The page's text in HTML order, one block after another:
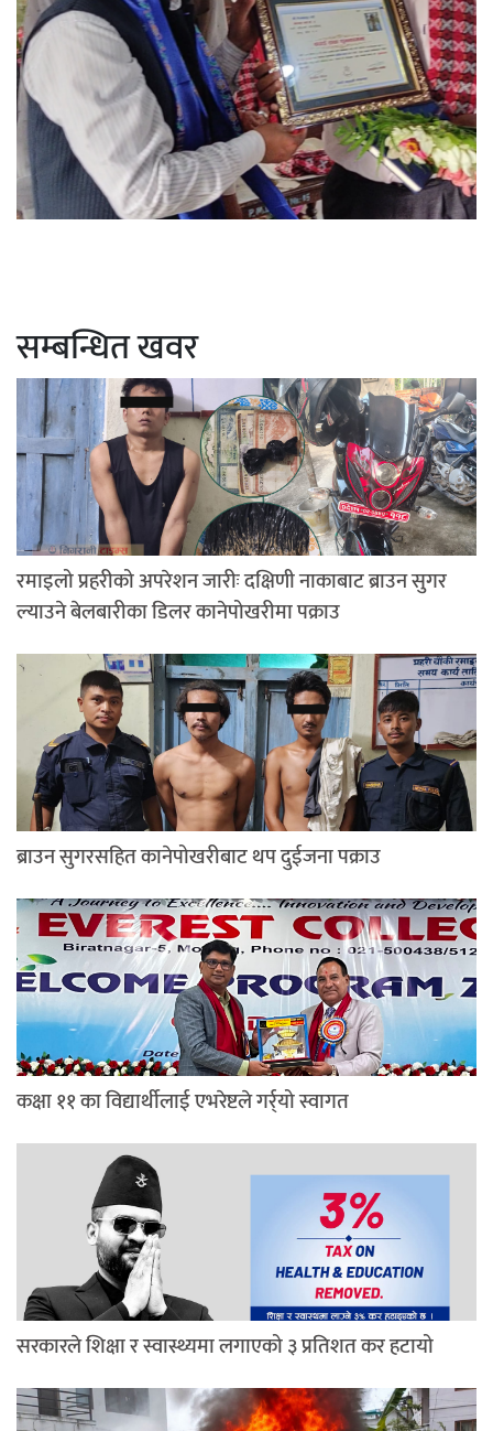
सम्बन्धित खवर
रमाइलो प्रहरीको अपरेशन जारीः दक्षिणी नाकाबाट ब्राउन सुगर
ल्याउने बेलबारीका डिलर कानेपोखरीमा पक्राउ
ब्राउन सुगरसहित कानेपोखरीबाट थप दुईजना पक्राउ
कक्षा ११ का विद्यार्थीलाई एभरेष्टले गर्र्यो स्वागत
सरकारले शिक्षा र स्वास्थ्यमा लगाएको ३ प्रतिशत कर हटायो